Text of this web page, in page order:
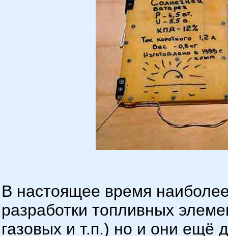
В настоящее время
разработки топливных
газовых и т.п.) но и они ещё